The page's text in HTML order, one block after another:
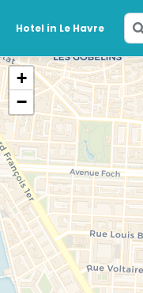
Hotel in Le Havre
+
−